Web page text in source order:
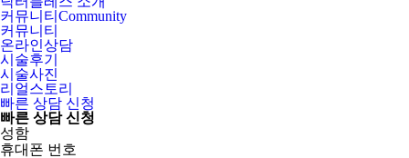
커뮤니티 Community
커뮤니티
온라인상담
시술후기
시술사진
리얼스토리
빠른 상담 신청
빠른 상담 신청
성함
휴대폰 번호